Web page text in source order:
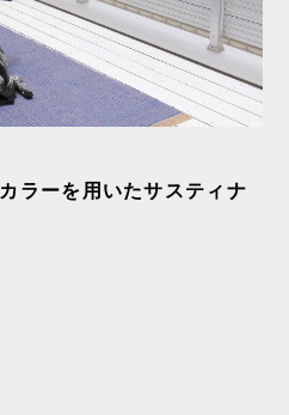
ラーを用いたサスティナ